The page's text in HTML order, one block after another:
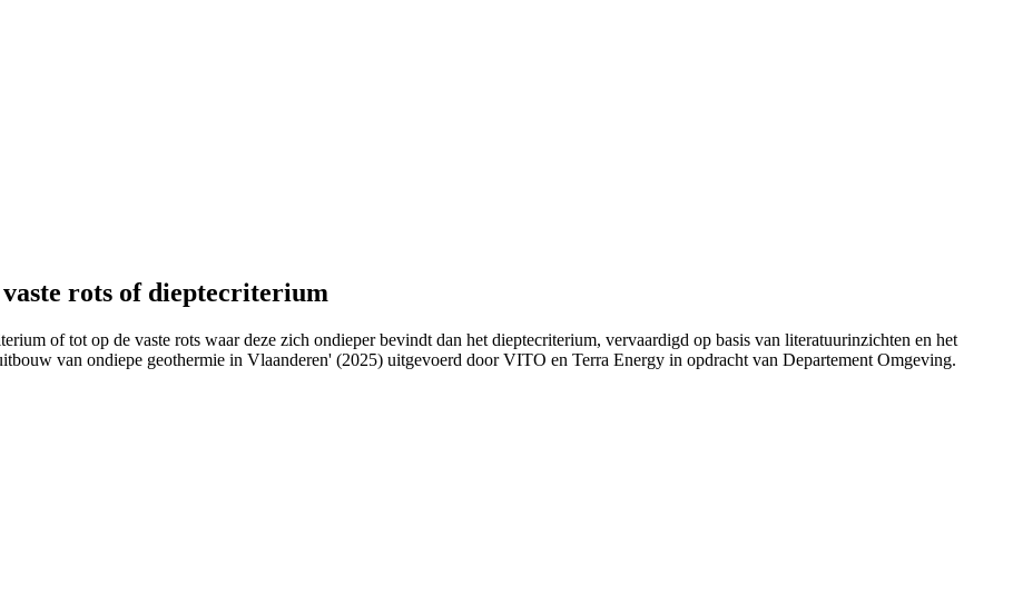
rots of dieptecriterium
of tot op de vaste rots waar deze zich ondieper bevindt dan het dieptecriterium, vervaardigd op basis van literatuurinzichten en het
van ondiepe geothermie in Vlaanderen' (2025) uitgevoerd door VITO en Terra Energy in opdracht van Departement Omgeving.